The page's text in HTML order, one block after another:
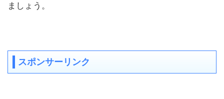
ましょう。
スポンサーリンク